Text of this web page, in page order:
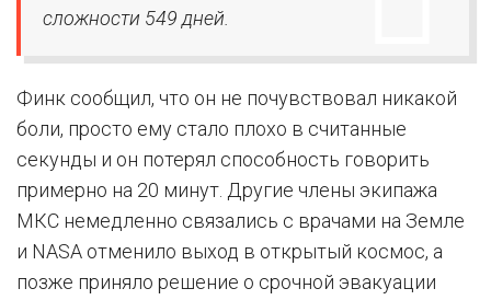
сложности 549 дней.
Финк сообщил, что он не почувствовал никакой
боли, просто ему стало плохо в считанные
секунды и он потерял способность говорить
примерно на 20 минут. Другие члены экипажа
МКС немедленно связались с врачами на Земле
и NASA отменило выход в открытый космос, а
позже приняло решение о срочной эвакуации